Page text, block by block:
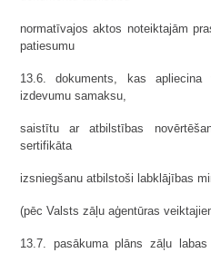
normatīvajos aktos noteiktajām
patiesumu
13.6. dokuments, kas
izdevumu samaksu,
saistītu ar atbilstības
sertifikāta
izsniegšanu atbilstoši labklājības
(pēc Valsts zāļu aģentūras
13.7. pasākuma plāns zāļu